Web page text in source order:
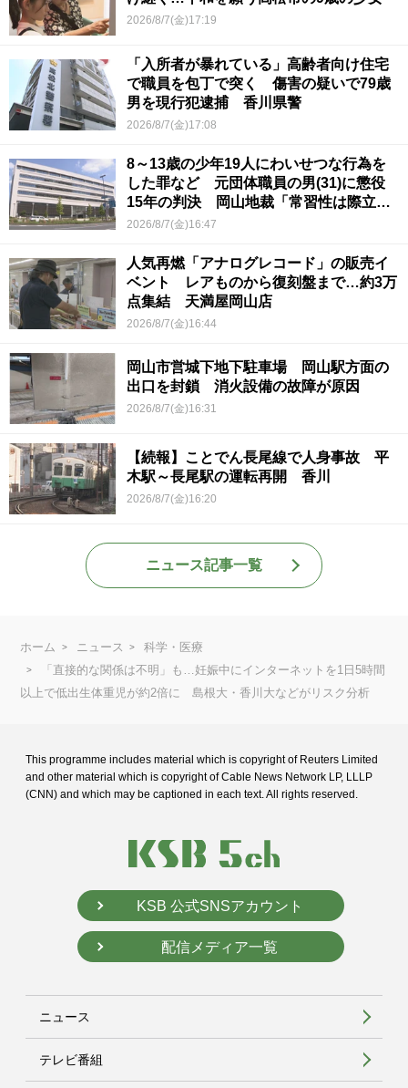
2026/8/7(金)17:19
「入所者が暴れている」高齢者向け住宅
で職員を包丁で突く 傷害の疑いで79歳
男を現行犯逮捕 香川県警
2026/8/7(金)17:08
8～13歳の少年19人にわいせつな行為を
した罪など 元団体職員の男(31)に懲役
15年の判決 岡山地裁「常習性は際立っ
ていて被害結果も非常に重い」
2026/8/7(金)16:47
人気再燃「アナログレコード」の販売イ
ベント レアものから復刻盤まで…約3万
点集結 天満屋岡山店
2026/8/7(金)16:44
岡山市営城下地下駐車場 岡山駅方面の
出口を封鎖 消火設備の故障が原因
2026/8/7(金)16:31
【続報】ことでん長尾線で人身事故 平
木駅～長尾駅の運転再開 香川
2026/8/7(金)16:20
ニュース記事一覧
ホーム ニュース
科学・医療
「直接的な関係は不明」も…妊娠中にインターネットを1日5時間
以上で低出生体重児が約2倍に 島根大・香川大などがリスク分析
This programme includes material which is copyright of Reuters Limited
and other material which is copyright of Cable News Network LP, LLLP
(CNN) and which may be captioned in each text. All rights reserved.
KSB 公式SNSアカウント
配信メディア一覧
ニュース
テレビ番組